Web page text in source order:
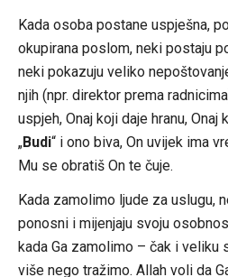
Kada osoba postane uspješna,
okupirana poslom, neki postaju
neki pokazuju veliko
njih (npr. direktor prema
uspjeh, Onaj koji daje hranu, Onaj
„Budi“ i ono biva, On uvijek ima
Mu se obratiš On te čuje.
Kada zamolimo ljude za uslugu,
ponosni i mijenjaju svoju
kada Ga zamolimo – čak i veliku
više nego tražimo. Allah voli da